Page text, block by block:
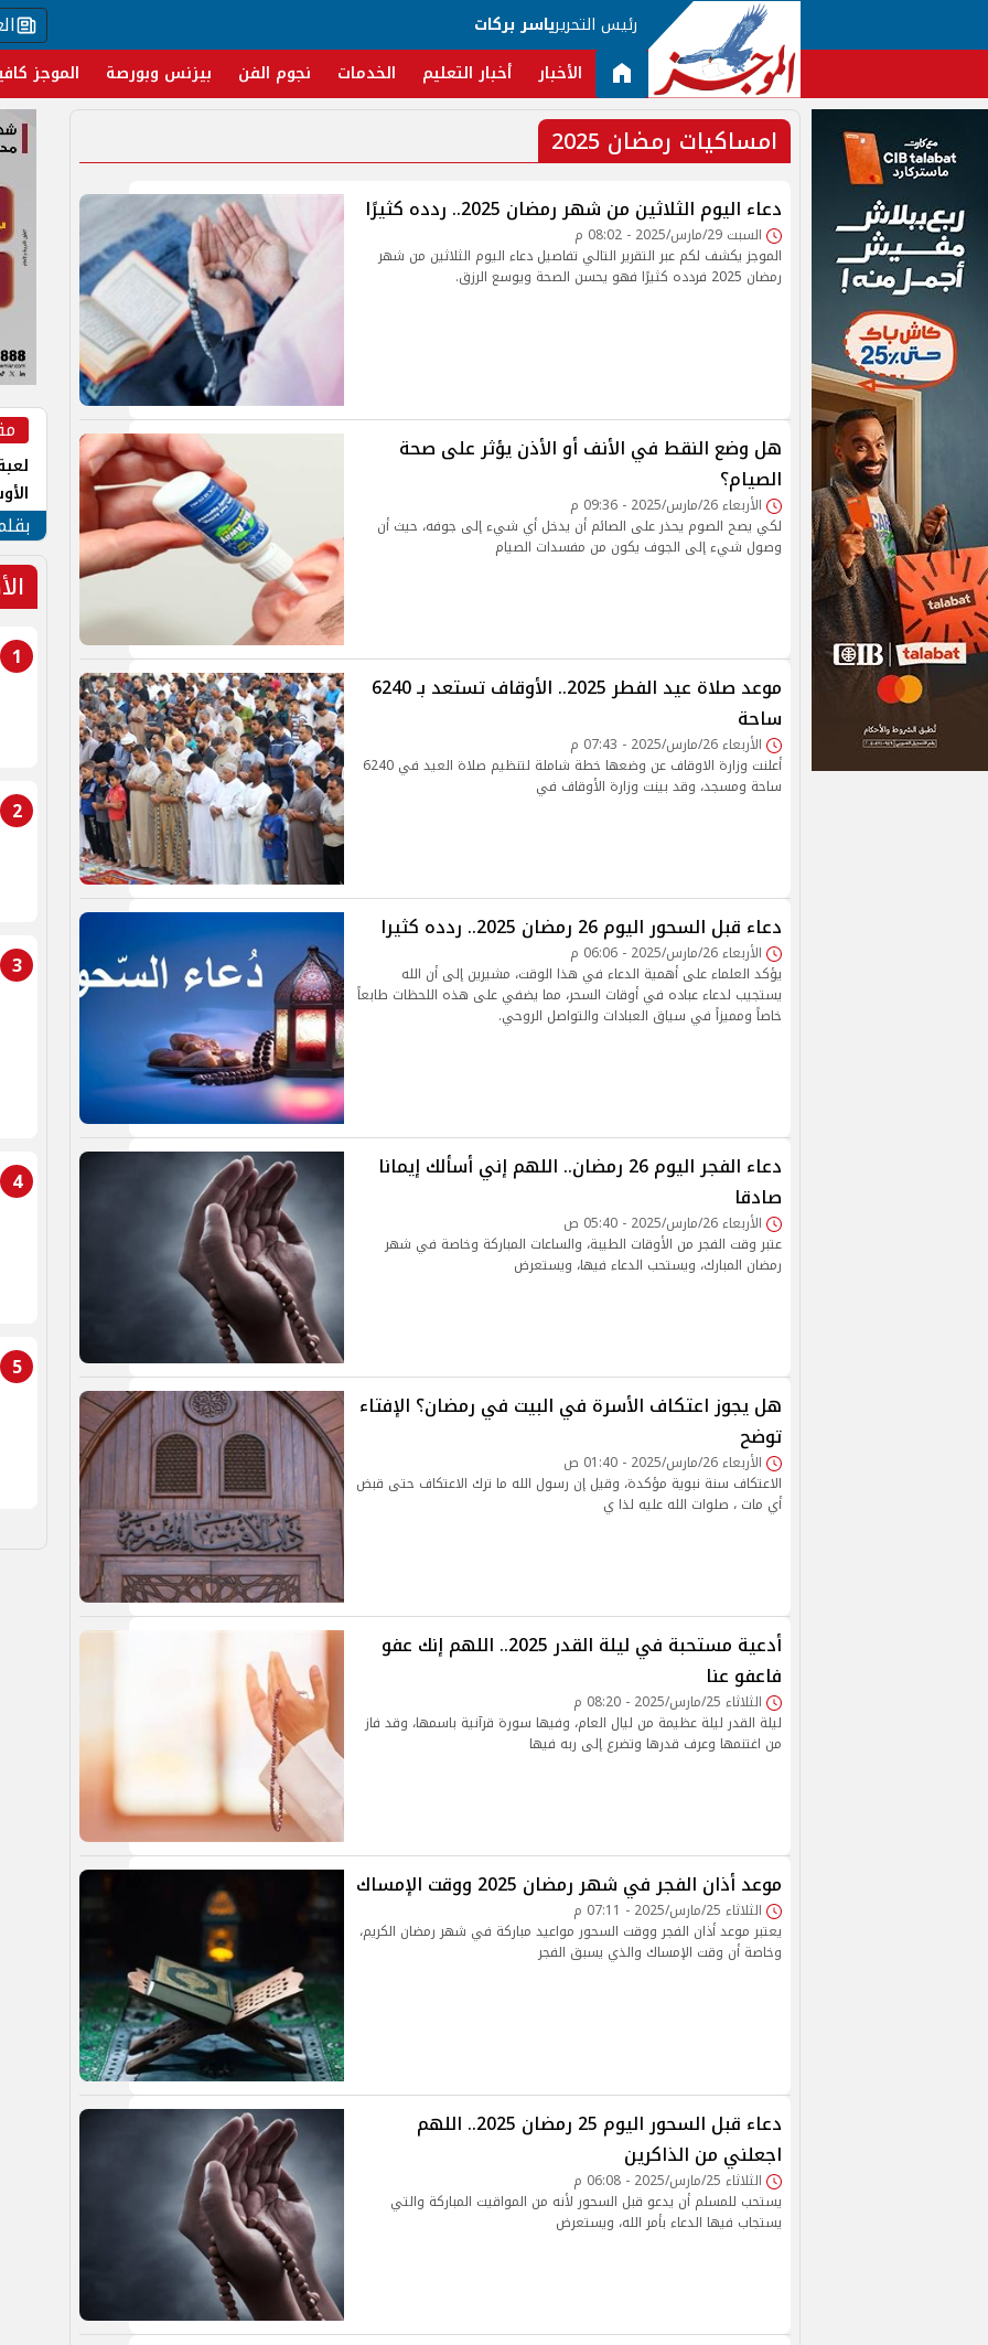
رئيس التحريرياسر بركات
الأخبار أخبار التعليم الخدمات نجوم الفن بيزنس وبورصة الموجز
امساكيات رمضان 2025
دعاء اليوم الثلاثين من شهر رمضان 2025.. ردده كثيرًا
السبت 29/مارس/2025 - 08:02 م
الموجز يكشف لكم عبر التقرير التالي تفاصيل دعاء اليوم الثلاثين من شهر
رمضان 2025 فردده كثيرًا فهو يحسن الصحة ويوسع الرزق.
هل وضع النقط في الأنف أو الأذن يؤثر على صحة
الصيام؟
الأربعاء 26/مارس/2025 - 09:36 م
لكي يصح الصوم يحذر على الصائم أن يدخل أي شيء إلى جوفه، حيث أن
وصول شيء إلى الجوف يكون من مفسدات الصيام
موعد صلاة عيد الفطر 2025.. الأوقاف تستعد بـ 6240
ساحة
الأربعاء 26/مارس/2025 - 07:43 م
أعلنت وزارة الاوقاف عن وضعها خطة شاملة لتنظيم صلاة العيد في 6240
ساحة ومسجد، وقد بينت وزارة الأوقاف في
دعاء قبل السحور اليوم 26 رمضان 2025.. ردده كثيرا
الأربعاء 26/مارس/2025 - 06:06 م
يؤكد العلماء على أهمية الدعاء في هذا الوقت، مشيرين إلى أن الله
يستجيب لدعاء عباده في أوقات السحر، مما يضفي على هذه اللحظات طابعاً
خاصاً ومميزاً في سياق العبادات والتواصل الروحي.
دعاء الفجر اليوم 26 رمضان.. اللهم إني أسألك إيمانا
صادقا
الأربعاء 26/مارس/2025 - 05:40 ص
عتبر وقت الفجر من الأوقات الطيبة، والساعات المباركة وخاصة في شهر
رمضان المبارك، ويستحب الدعاء فيها، ويستعرض
هل يجوز اعتكاف الأسرة في البيت في رمضان؟ الإفتاء
توضح
الأربعاء 26/مارس/2025 - 01:40 ص
الاعتكاف سنة نبوية مؤكدة، وقيل إن رسول الله ما ترك الاعتكاف حتى قبض
أي مات ، صلوات الله عليه لذا ي
أدعية مستحبة في ليلة القدر 2025.. اللهم إنك عفو
فاعفو عنا
الثلاثاء 25/مارس/2025 - 08:20 م
ليلة القدر ليلة عظيمة من ليال العام، وفيها سورة قرآنية باسمها، وقد فاز
من اغتنمها وعرف قدرها وتضرع إلى ربه فيها
موعد أذان الفجر في شهر رمضان 2025 ووقت الإمساك
الثلاثاء 25/مارس/2025 - 07:11 م
يعتبر موعد أذان الفجر ووقت السحور مواعيد مباركة في شهر رمضان الكريم،
وخاصة أن وقت الإمساك والذي يسبق الفجر
دعاء قبل السحور اليوم 25 رمضان 2025.. اللهم
اجعلني من الذاكرين
الثلاثاء 25/مارس/2025 - 06:08 م
يستحب للمسلم أن يدعو قبل السحور لأنه من المواقيت المباركة والتي
يستجاب فيها الدعاء بأمر الله، ويستعرض
1
2
3
4
5